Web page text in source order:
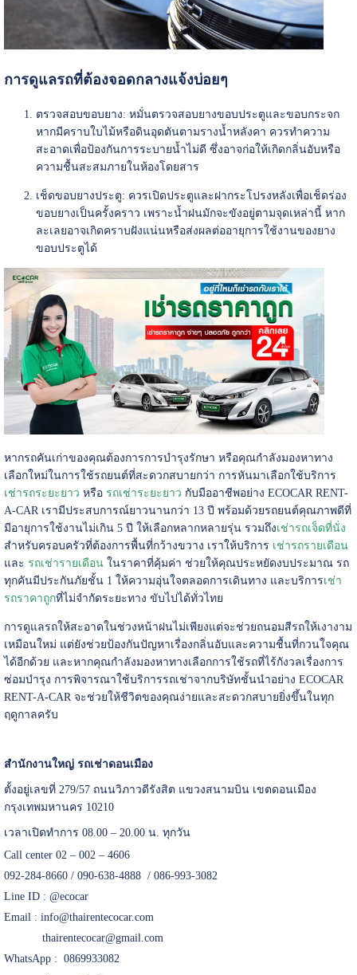
การดูแลรถที่ต้องจอดกลางแจ้งบ่อยๆ
ตรวจสอบขอบยาง: หมั่นตรวจสอบยางขอบประตูและขอบกระจก
หากมีคราบใบไม้หรือดินอุดตันตามรางน้ำหลังคา ควรทำความ
สะอาดเพื่อป้องกันการระบายน้ำไม่ดี ซึ่งอาจก่อให้เกิดกลิ่นอับหรือ
ความชื้นสะสมภายในห้องโดยสาร
เช็ดขอบยางประตู: ควรเปิดประตูและฝากระโปรงหลังเพื่อเช็ดร่อง
ขอบยางเป็นครั้งคราว เพราะน้ำฝนมักจะขังอยู่ตามจุดเหล่านี้ หาก
ละเลยอาจเกิดคราบฝังแน่นหรือส่งผลต่ออายุการใช้งานของยาง
ขอบประตูได้
หากรถคันเก่าของคุณต้องการการบำรุงรักษา หรือคุณกำลังมองหาทาง
เลือกใหม่ในการใช้รถยนต์ที่สะดวกสบายกว่า การหันมาเลือกใช้บริการ
เช่ารถระยะยาว หรือ รถเช่าระยะยาว กับมืออาชีพอย่าง ECOCAR RENT-
A-CAR เรามีประสบการณ์ยาวนานกว่า 13 ปี พร้อมด้วยรถยนต์คุณภาพดีที่
มีอายุการใช้งานไม่เกิน 5 ปี ให้เลือกหลากหลายรุ่น รวมถึงเช่ารถเจ็ดที่นั่ง
สำหรับครอบครัวที่ต้องการพื้นที่กว้างขวาง เราให้บริการ เช่ารถรายเดือน
และ รถเช่ารายเดือนในราคาที่คุ้มค่า ช่วยให้คุณประหยัดงบประมาณ รถ
ทุกคันมีประกันภัยชั้น 1 ให้ความอุ่นใจตลอดการเดินทาง และบริการเช่า
รถราคาถูกที่ไม่จำกัดระยะทาง ขับไปได้ทั่วไทย
การดูแลรถให้สะอาดในช่วงหน้าฝนไม่เพียงแต่จะช่วยถนอมสีรถให้เงางาม
เหมือนใหม่ แต่ยังช่วยป้องกันปัญหาเรื่องกลิ่นอับและความชื้นที่กวนใจคุณ
ได้อีกด้วย และหากคุณกำลังมองหาทางเลือกการใช้รถที่ไร้กังวลเรื่องการ
ซ่อมบำรุง การพิจารณาใช้บริการรถเช่าจากบริษัทชั้นนำอย่าง ECOCAR
RENT-A-CAR จะช่วยให้ชีวิตของคุณง่ายและสะดวกสบายยิ่งขึ้นในทุก
ฤดูกาลครับ
สำนักงานใหญ่ รถเช่าดอนเมือง
ตั้งอยู่เลขที่ 279/57 ถนนวิภาวดีรังสิต แขวงสนามบิน เขตดอนเมือง
กรุงเทพมหานคร 10210
เวลาเปิดทำการ 08.00 – 20.00 น. ทุกวัน
Call center 02 – 002 – 4606
092-284-8660 / 090-638-4888 / 086-993-3082
Line ID : @ecocar
Email : info@thairentecocar.com
thairentecocar@gmail.com
WhatsApp : 0869933082